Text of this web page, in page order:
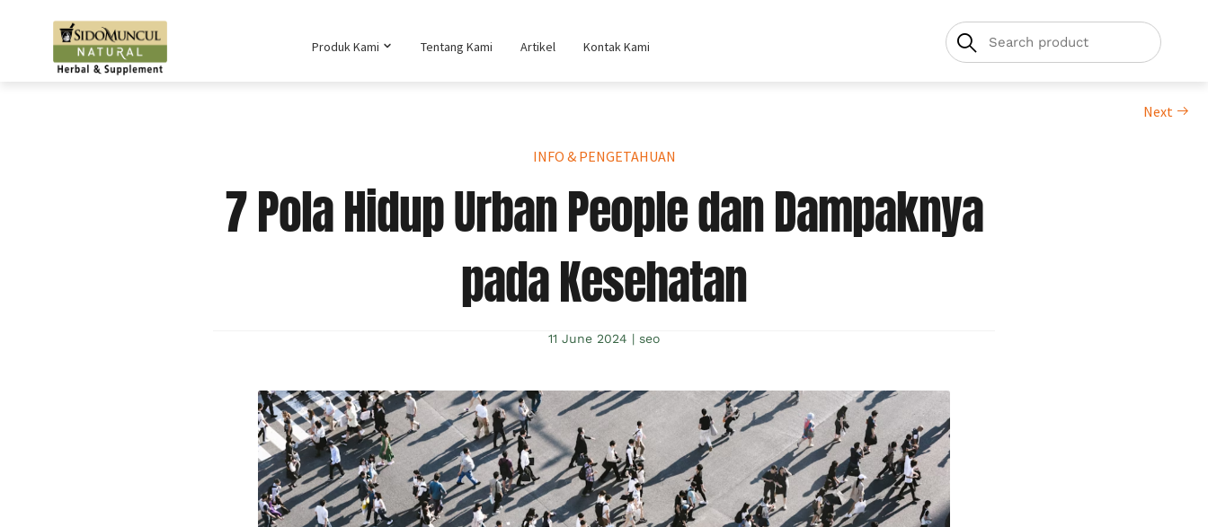
Produk Kami Tentang Kami Artikel Kontak Kami
Next
INFO & PENGETAHUAN
7 Pola Hidup Urban People dan Dampaknya
pada Kesehatan
11 June 2024 | seo